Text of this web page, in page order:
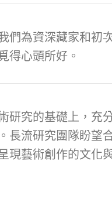
為資深藏家和初
得心頭所好。
研究的基礎上，充
流研究團隊盼望
現藝術創作的文化